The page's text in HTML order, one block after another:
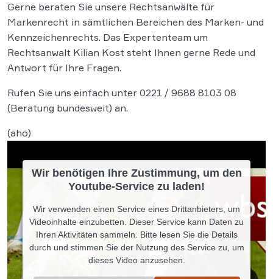
Gerne beraten Sie unsere Rechtsanwälte für
Markenrecht in sämtlichen Bereichen des Marken- und
Kennzeichenrechts. Das Expertenteam um
Rechtsanwalt Kilian Kost steht Ihnen gerne Rede und
Antwort für Ihre Fragen.
Rufen Sie uns einfach unter 0221 / 9688 8103 08
(Beratung bundesweit) an.
(ahö)
Wir benötigen Ihre Zustimmung, um den
Youtube-Service zu laden!
Wir verwenden einen Service eines Drittanbieters, um
Videoinhalte einzubetten. Dieser Service kann Daten zu
Ihren Aktivitäten sammeln. Bitte lesen Sie die Details
durch und stimmen Sie der Nutzung des Service zu, um
dieses Video anzusehen.